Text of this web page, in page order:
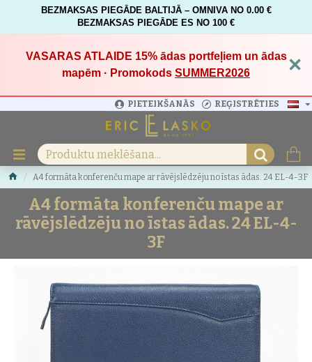
BEZMAKSAS PIEGĀDE BALTIJĀ – OMNIVA NO 0.00 €
BEZMAKSAS PIEGĀDE ES NO 100 €
VASARAS ATLAIDE 15%ādas portfeļiem un ādas
mapēm · Promokods SUMMER2026 ×
PIETEIKŠANĀS REĢISTRĒTIES
A4 formāta konferenču mape ar rāvējslēdzēju no īstas ādas. 24 EL-4-3F
A4 formāta konferenču mape ar
rāvējslēdzēju no īstas ādas. 24 EL-4-
3F